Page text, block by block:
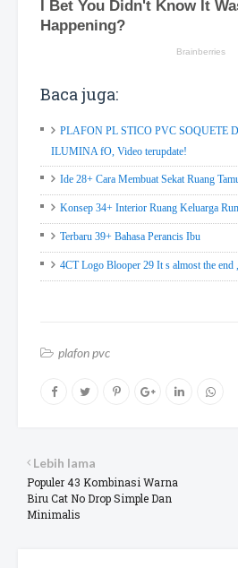
Baca juga:
PLAFON PL STICO PVC SOQUETE
ILUMINA fO, Video terupdate!
Ide 28+ Cara Membuat Sekat Ruang
Konsep 34+ Interior Ruang Keluarga
Terbaru 39+ Bahasa Perancis Ibu
4CT Logo Blooper 29 It s almost the end
plafon pvc
Lebih lama
Populer 43 Kombinasi Warna
Biru Cat No Drop Simple Dan
Minimalis